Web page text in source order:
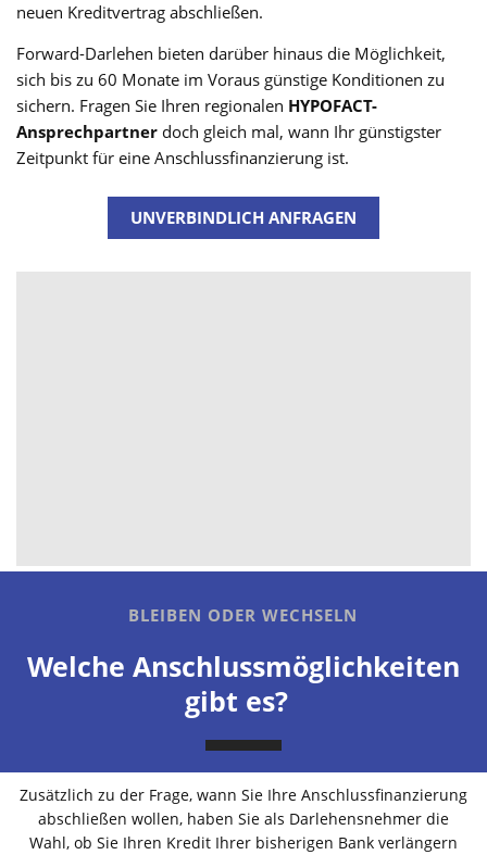
neuen Kreditvertrag abschließen.
Forward-Darlehen bieten darüber hinaus die Möglichkeit,
sich bis zu 60 Monate im Voraus günstige Konditionen zu
sichern. Fragen Sie Ihren regionalen HYPOFACT-
Ansprechpartner doch gleich mal, wann Ihr günstigster
Zeitpunkt für eine Anschlussfinanzierung ist.
UNVERBINDLICH ANFRAGEN
BLEIBEN ODER WECHSELN
Welche Anschlussmöglichkeiten
gibt es?
Zusätzlich zu der Frage, wann Sie Ihre Anschlussfinanzierung
abschließen wollen, haben Sie als Darlehensnehmer die
Wahl, ob Sie Ihren Kredit Ihrer bisherigen Bank verlängern